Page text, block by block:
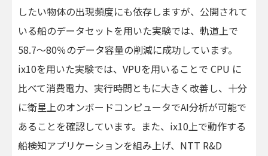
したい物体の出現頻度にも依存しますが、公開されて
いる船のデータセットを用いた実験では、軌道上で
58.7～80％のデータ容量の削減に成功しています。
ix10を用いた実験では、VPUを用いることで CPU に
比べて消費電力、実行時間ともに大きく改善し、十分
に衛星上のオンボードコンピュータでAI分析が可能で
あることを確認しています。また、ix10上で動作する
船検知アプリケーションを組み上げ、NTT R&D